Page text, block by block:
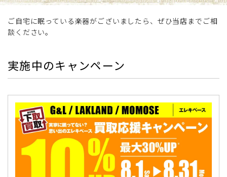
ご自宅に眠っている楽器がございましたら、ぜひ当店までご相
談ください。
実施中のキャンペーン